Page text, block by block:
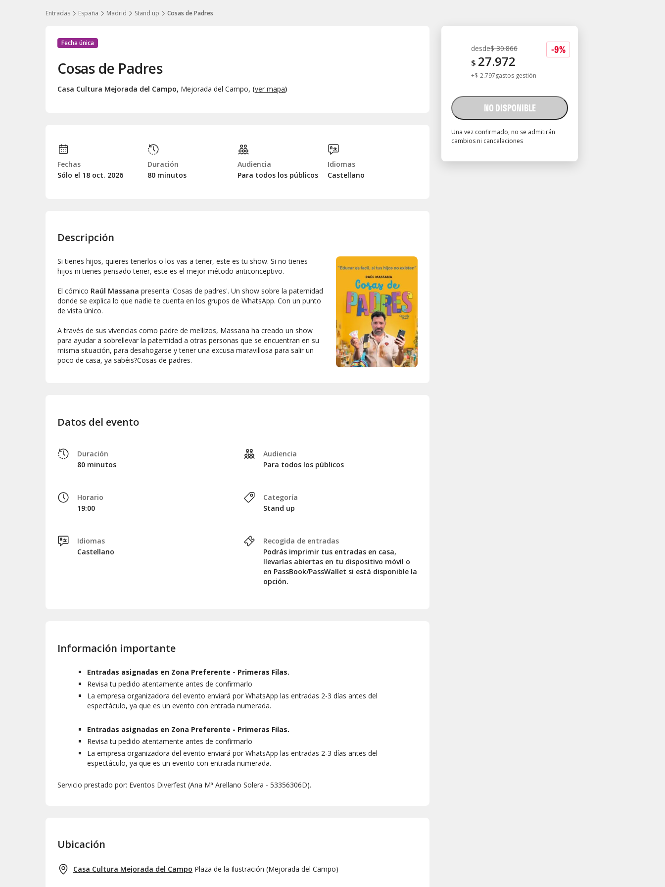
Entradas España Madrid Stand up Cosas de Padres
-9%
desde$ 30.866
$ 27.972
+$ 2.797gastos gestión
NO DISPONIBLE
Una vez confirmado, no se admitirán
cambios ni cancelaciones
Fecha única
Cosas de Padres
Casa Cultura Mejorada del Campo, Mejorada del Campo, (ver mapa)
Fechas
Sólo el 18 oct. 2026
Duración
80 minutos
Audiencia
Para todos los públicos
Idiomas
Castellano
Descripción
Si tienes hijos, quieres tenerlos o los vas a tener, este es tu show. Si no tienes
hijos ni tienes pensado tener, este es el mejor método anticonceptivo.
El cómico Raúl Massana presenta 'Cosas de padres'. Un show sobre la paternidad
donde se explica lo que nadie te cuenta en los grupos de WhatsApp. Con un punto
de vista único.
A través de sus vivencias como padre de mellizos, Massana ha creado un show
para ayudar a sobrellevar la paternidad a otras personas que se encuentran en su
misma situación, para desahogarse y tener una excusa maravillosa para salir un
poco de casa, ya sabéis?Cosas de padres.
Datos del evento
Duración
80 minutos
Horario
19:00
Idiomas
Castellano
Audiencia
Para todos los públicos
Categoría
Stand up
Recogida de entradas
Podrás imprimir tus entradas en casa,
llevarlas abiertas en tu dispositivo móvil o
en PassBook/PassWallet si está disponible la
opción.
Información importante
Entradas asignadas en Zona Preferente - Primeras Filas.
Revisa tu pedido atentamente antes de confirmarlo
La empresa organizadora del evento enviará por WhatsApp las entradas 2-3 días antes del
espectáculo, ya que es un evento con entrada numerada.
Entradas asignadas en Zona Preferente - Primeras Filas.
Revisa tu pedido atentamente antes de confirmarlo
La empresa organizadora del evento enviará por WhatsApp las entradas 2-3 días antes del
espectáculo, ya que es un evento con entrada numerada.
Servicio prestado por: Eventos Diverfest (Ana Mª Arellano Solera - 53356306D).
Ubicación
Casa Cultura Mejorada del Campo Plaza de la Ilustración (Mejorada del Campo)